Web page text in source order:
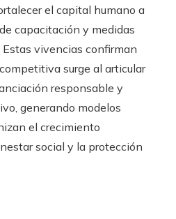
el capital humano a
capacitación y medidas
Estas vivencias confirman
surge al articular
responsable y
generando modelos
el crecimiento
social y la protección